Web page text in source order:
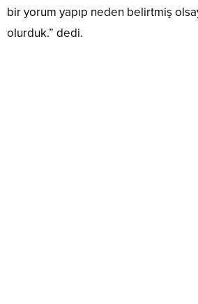
bir yorum yapıp neden belirtmiş
olurduk.” dedi.